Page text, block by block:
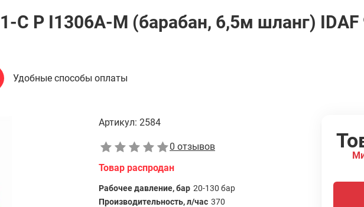
C P I1306A-M (барабан, 6,5м шланг) IDAF
Удобные способы оплаты
Артикул: 2584
0 отзывов
Товар распродан
Рабочее давление, бар 20-130 бар
Производительность, л/час 370